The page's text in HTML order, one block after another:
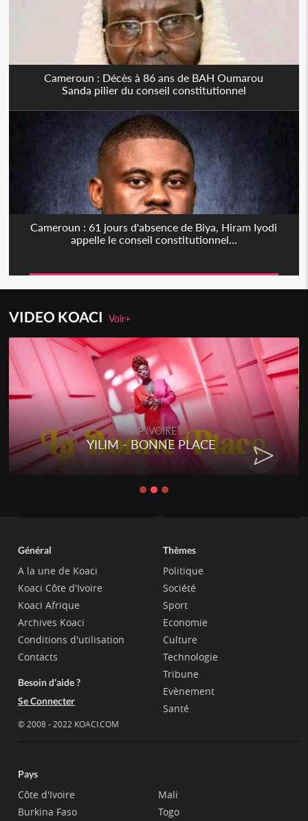
Cameroun : Décès à 86 ans de BAH Oumarou
Sanda pilier du conseil constitutionnel
Cameroun : 61 jours d'absence de Biya, Hiram Iyodi
appelle le conseil constitutionnel...
VIDEO KOACIVoir+
RAP IVOIRE
YILIM - BONNE PLACE
Général
A la une de Koaci
Koaci Côte d'Ivoire
Koaci Afrique
Archives Koaci
Conditions d'utilisation
Contacts
Besoin d'aide ?
Se Connecter
© 2008 - 2022 KOACI.COM
Thèmes
Politique
Société
Sport
Economie
Culture
Technologie
Tribune
Evènement
Santé
Pays
Côte d'Ivoire
Burkina Faso
Mali
Togo